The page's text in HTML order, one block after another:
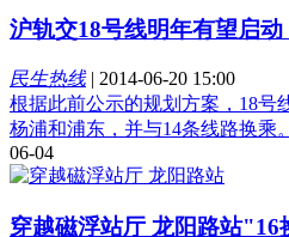
沪轨交18号线明年有望启
民生热线| 2014-06-20 15:00
根据此前公示的规划方案，18号
杨浦和浦东，并与14条线路换乘。
06-04
穿越磁浮站厅 龙阳路站"16